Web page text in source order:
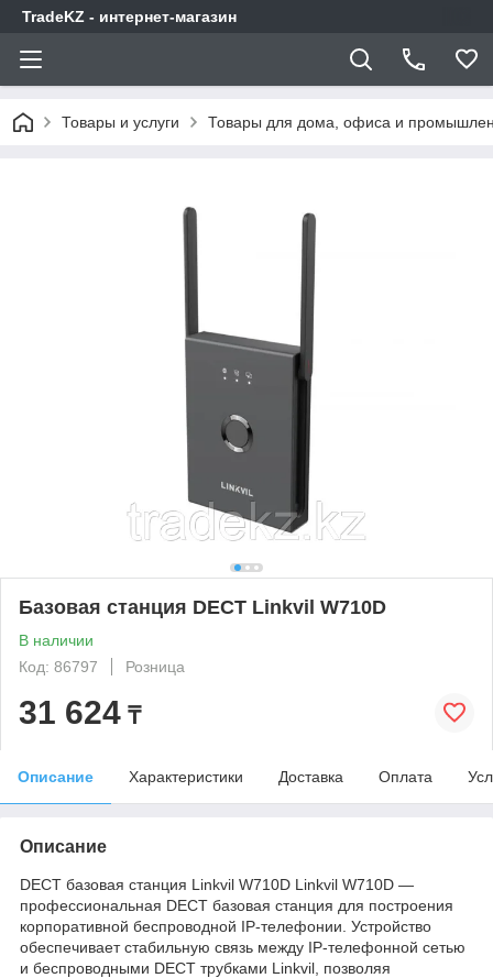
TradeKZ - интернет-магазин
Товары и услуги Товары для дома, офиса и
Базовая станция DECT Linkvil W710D
В наличии
Код: 86797
Розница
31 624 ₸
Описание Характеристики Доставка Оплата
Описание
DECT базовая станция Linkvil W710D Linkvil W710D —
профессиональная DECT базовая станция для построения
корпоративной беспроводной IP-телефонии. Устройство
обеспечивает стабильную связь между IP-телефонной сетью
и беспроводными DECT трубками Linkvil, позволяя